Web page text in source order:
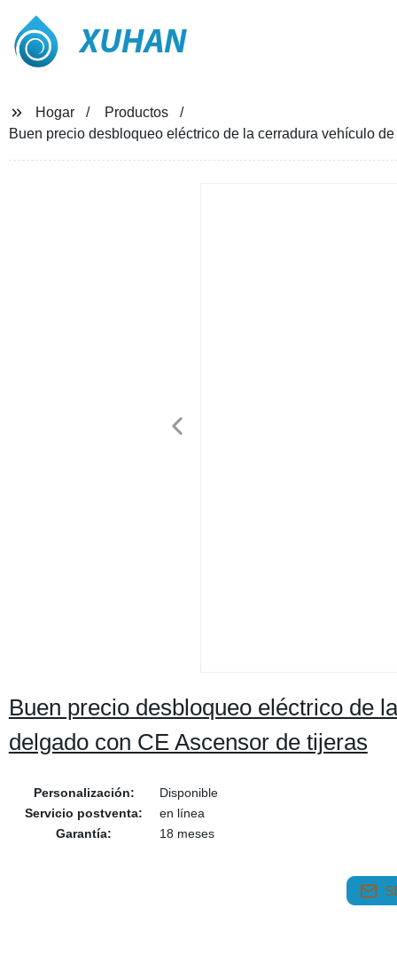
XUHAN
Hogar
Productos
Buen precio desbloqueo eléctrico de la cerradura vehículo
Buen precio desbloqueo eléctrico de
delgado con CE Ascensor de tijeras
Personalización:
Disponible
Servicio postventa:
en línea
Garantía:
18 meses